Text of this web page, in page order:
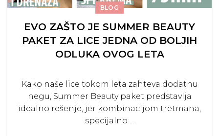
BLOG
EVO ZAŠTO JE SUMMER BEAUTY
PAKET ZA LICE JEDNA OD BOLJIH
ODLUKA OVOG LETA
Kako naše lice tokom leta zahteva dodatnu
negu, Summer Beauty paket predstavlja
idealno rešenje, jer kombinacijom tretmana,
specijalno ...